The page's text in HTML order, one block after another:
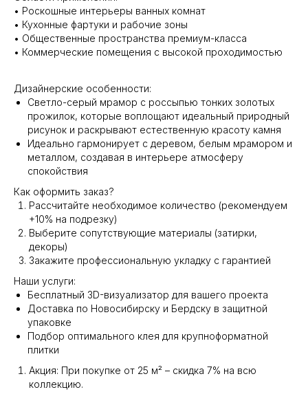
• Роскошные интерьеры ванных комнат
• Кухонные фартуки и рабочие зоны
• Общественные пространства премиум-класса
• Коммерческие помещения с высокой проходимостью
Дизайнерские особенности:
Светло-серый мрамор с россыпью тонких золотых
прожилок, которые воплощают идеальный природный
рисунок и раскрывают естественную красоту камня
Идеально гармонирует с деревом, белым мрамором и
металлом, создавая в интерьере атмосферу
спокойствия
Как оформить заказ?
Рассчитайте необходимое количество (рекомендуем
+10% на подрезку)
Выберите сопутствующие материалы (затирки,
декоры)
Закажите профессиональную укладку с гарантией
Наши услуги:
Бесплатный 3D-визуализатор для вашего проекта
Доставка по Новосибирску и Бердску в защитной
упаковке
Подбор оптимального клея для крупноформатной
плитки
Акция: При покупке от 25 м² – скидка 7% на всю
коллекцию.